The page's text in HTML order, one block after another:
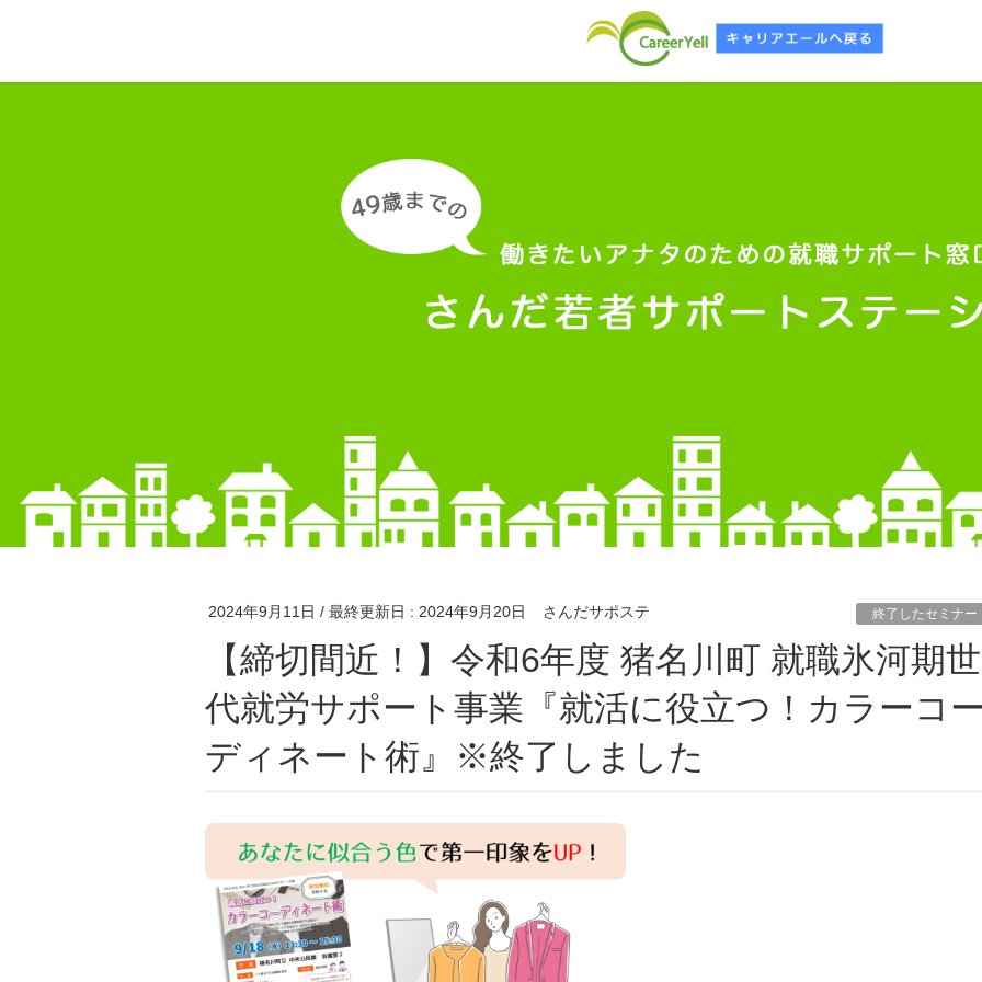
2024年9月11日 / 最終更新日 : 2024年9月20日 さんだサポステ 終了したセミナー
【締切間近！】令和6年度 猪名川町 就職氷河期世
代就労サポート事業『就活に役立つ！カラーコ
ディネート術』※終了しました